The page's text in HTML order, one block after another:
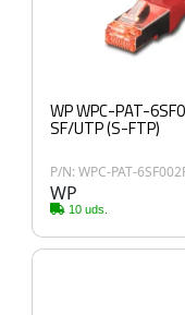
WP WPC-PAT-
SF/UTP (S-FTP)
P/N: WPC-PAT-
WP
10 uds.